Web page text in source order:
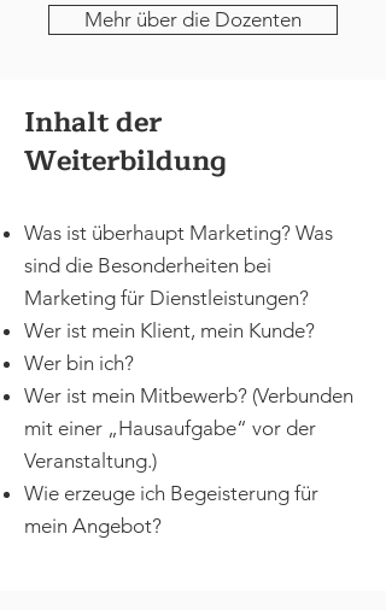
Mehr über die Dozenten
Inhalt der
Weiterbildung
Was ist überhaupt Marketing? Was
sind die Besonderheiten bei
Marketing für Dienstleistungen?
Wer ist mein Klient, mein Kunde?
Wer bin ich?
Wer ist mein Mitbewerb? (Verbunden
mit einer „Hausaufgabe“ vor der
Veranstaltung.)
Wie erzeuge ich Begeisterung für
mein Angebot?